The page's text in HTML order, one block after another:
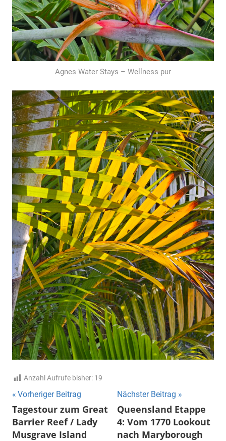
Agnes Water Stays – Wellness pur
Anzahl Aufrufe bisher: 19
Beitrags-
Navigation
Vorheriger Beitrag
Tagestour zum Great
Barrier Reef / Lady
Musgrave Island
Nächster Beitrag
Queensland Etappe
4: Vom 1770 Lookout
nach Maryborough